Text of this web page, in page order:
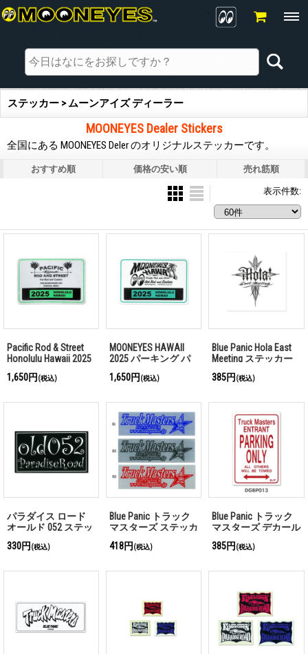
ステッカー > ムーンアイズ ディーラー
MOONEYES Dealer Stickers
全国にある MOONEYES Deler のオリジナルステッカーです。
おすすめ順 価格の安い順 売れ筋順
表示件数:
Pacific Rod & Street
Honolulu Hawaii 2025
ト ウィンドウ ステ
1,650円 (税込)
MOONEYES HAWAII
2025 パーキング パ
ステッカー
1,650円 (税込)
Blue Panic Hola East
Meeting ステッカー
385円 (税込)
パラダイス ロード
オールド 052 ステッ
330円 (税込)
Blue Panic トラック
マスターズ ステッカ
418円 (税込)
Blue Panic トラック
マスターズ デカール
385円 (税込)